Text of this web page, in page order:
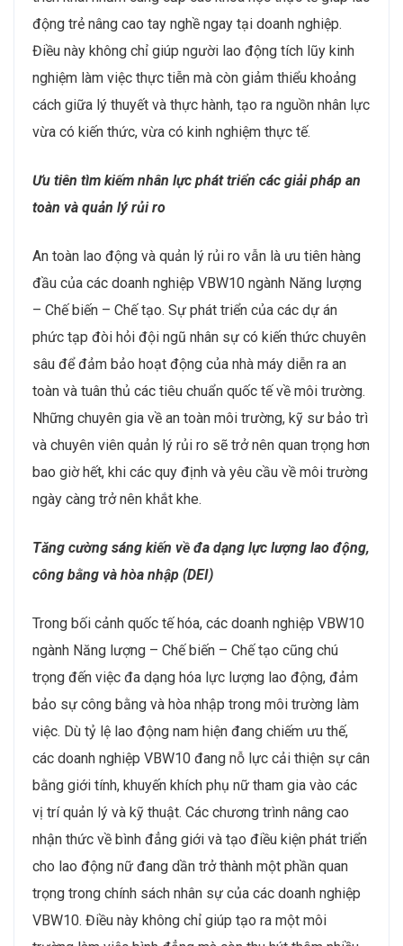
hoạt động. Đồng thời, với việc ứng dụng công nghệ
blockchain để ghi chép, theo dõi, xác nhận các giao
dịch và hợp đồng, các vị trí chuyên viên phát triển phần
mềm và chuyên gia quản trị dự án số hóa cũng đang
được các doanh nghiệp VBW10 quan tâm.
Trong bối cảnh ngành Năng lượng – Chế biến – Chế
các quy trình tự động hóa, các doanh nghiệp VBW10
ngày càng chú trọng đến việc đào tạo và phát triển
nguồn nhân lực chất lượng cao. Những chương trình
đào tạo chuyên sâu về quản lý dự án, an toàn lao động
và vận hành hệ thống thông minh được triển khai để
đáp ứng nhu cầu của thị trường. Các doanh nghiệp
cũng tăng cường hợp tác với các trường đại học và tổ
chức giáo dục để đảm bảo người lao động có được
kỹ năng và kiến thức mới nhất, đáp ứng yêu cầu của
ngành trong kỷ nguyên chuyển đổi số. Ngoài ra, các
chương trình học nghề cũng tiếp tục được mở rộng
triển khai nhằm cung cấp các khóa học thực tế giúp lao
Điều này không chỉ giúp người lao động tích lũy kinh
nghiệm làm việc thực tiễn mà còn giảm thiểu khoảng
cách giữa lý thuyết và thực hành, tạo ra nguồn nhân lực
vừa có kiến thức, vừa có kinh nghiệm thực tế.
Ưu tiên tìm kiếm nhân lực phát triển các giải pháp an
toàn và quản lý rủi ro
An toàn lao động và quản lý rủi ro vẫn là ưu tiên hàng
đầu của các doanh nghiệp VBW10 ngành Năng lượng
– Chế biến – Chế tạo. Sự phát triển của các dự án
phức tạp đòi hỏi đội ngũ nhân sự có kiến thức chuyên
sâu để đảm bảo hoạt động của nhà máy diễn ra an